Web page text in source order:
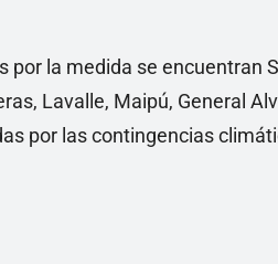
la medida se encuentran
Lavalle, Maipú, General
por las contingencias